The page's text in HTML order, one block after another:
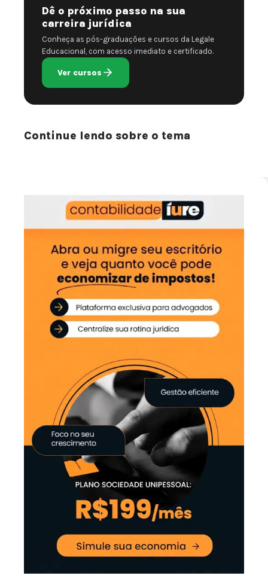
Dê o próximo passo na sua
carreira jurídica
Conheça as pós-graduações e cursos da Legale
Educacional, com acesso imediato e certificado.
Ver cursos
Continue lendo sobre o tema